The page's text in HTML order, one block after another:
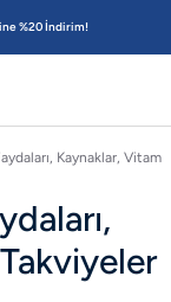
%20 İndirim!
Kaynaklar,